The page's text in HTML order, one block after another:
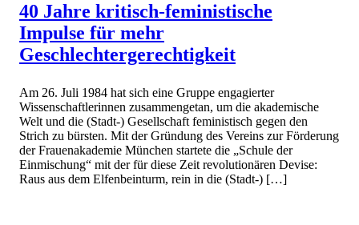
40 Jahre kritisch-feministische
Impulse für mehr
Geschlechtergerechtigkeit
Am 26. Juli 1984 hat sich eine Gruppe engagierter
Wissenschaftlerinnen zusammengetan, um die akademische
Welt und die (Stadt-) Gesellschaft feministisch gegen den
Strich zu bürsten. Mit der Gründung des Vereins zur Förderung
der Frauenakademie München startete die „Schule der
Einmischung“ mit der für diese Zeit revolutionären Devise:
Raus aus dem Elfenbeinturm, rein in die (Stadt-) […]